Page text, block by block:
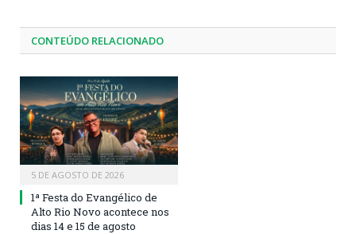
CONTEÚDO RELACIONADO
5 DE AGOSTO DE 2026
1ª Festa do Evangélico de
Alto Rio Novo acontece nos
dias 14 e 15 de agosto